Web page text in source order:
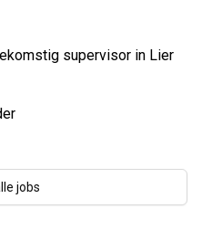
supervisor in Lier
jobs